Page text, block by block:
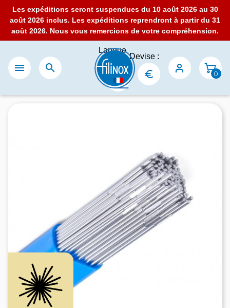
Les expéditions seront suspendues du 10 août 2026 au 30
août 2026 inclus. Les expéditions reprendront à partir du 31
août 2026. Nous vous remercions de votre compréhension.
 
Langue
:
Devise :
0